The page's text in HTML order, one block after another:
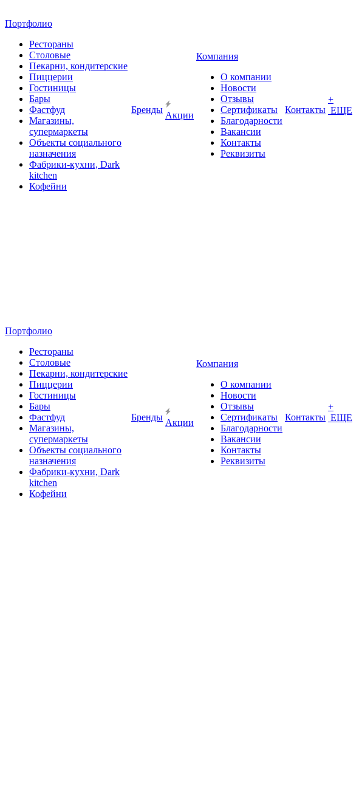
Портфолио
Рестораны
Столовые
Пекарни, кондитерские
Пиццерии
Гостиницы
Бары
Фастфуд
Магазины,
супермаркеты
Объекты социального
назначения
Фабрики-кухни, Dark
kitchen
Кофейни
Бренды
Акции
Компания
О компании
Новости
Отзывы
Сертификаты
Благодарности
Вакансии
Контакты
Реквизиты
Контакты
+
ЕЩЕ
Портфолио
Рестораны
Столовые
Пекарни, кондитерские
Пиццерии
Гостиницы
Бары
Фастфуд
Магазины,
супермаркеты
Объекты социального
назначения
Фабрики-кухни, Dark
kitchen
Кофейни
Бренды
Акции
Компания
О компании
Новости
Отзывы
Сертификаты
Благодарности
Вакансии
Контакты
Реквизиты
Контакты
+
ЕЩЕ